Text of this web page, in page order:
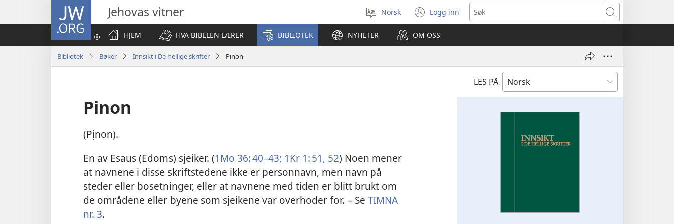
JW.ORG Jehovas vitner
Velg
språk
Norsk Logg inn
(åpner
nytt
vindu)
Søk
HJEM
HVA BIBELEN LÆRER BIBLIOTEK NYHETER OM OSS
Bibliotek Bøker Innsikt i De hellige skrifter Pinon
LES PÅ
Pinon
(Pịnon).
En av Esaus (Edoms) sjeiker. (1Mo 36: 40–43; 1Kr 1: 51, 52) Noen mener
at navnene i disse skriftstedene ikke er personnavn, men navn på
steder eller bosetninger, eller at navnene med tiden er blitt brukt om
de områdene eller byene som sjeikene var overhoder for. – Se TIMNA
nr. 3.